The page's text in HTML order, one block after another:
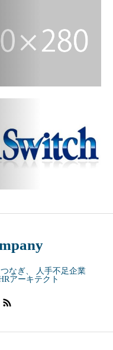
なぎ、 人手不足企業
アーキテクト